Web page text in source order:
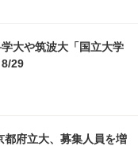
学大や筑波大「国立大学
29
都府立大、募集人員を増